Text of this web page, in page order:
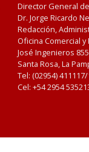
Director General
Dr. Jorge Ricardo
Redacción,
Oficina Comercial
José Ingenieros
Santa Rosa, La
Tel: (02954)
Cel: +54 2954